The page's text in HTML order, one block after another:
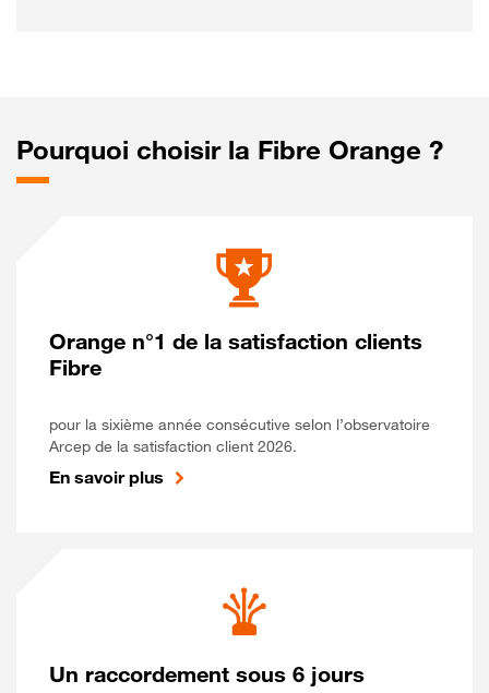
Pourquoi choisir la Fibre Orange ?
Orange n°1 de la satisfaction clients
Fibre
pour la sixième année consécutive selon l’observatoire
Arcep de la satisfaction client 2026.
En savoir plus
Un raccordement sous 6 jours